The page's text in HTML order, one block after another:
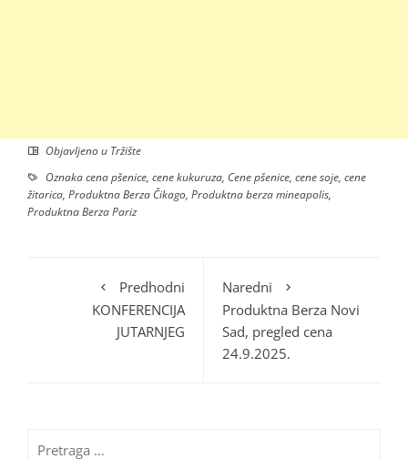
Objavljeno u Tržište
Oznakacena pšenice, cene kukuruza, Cene pšenice, cene soje, cene
žitarica, Produktna Berza Čikago, Produktna berza mineapolis,
Produktna Berza Pariz
Predhodni
KONFERENCIJA
JUTARNJEG
Naredni
Produktna Berza Novi
Sad, pregled cena
24.9.2025.